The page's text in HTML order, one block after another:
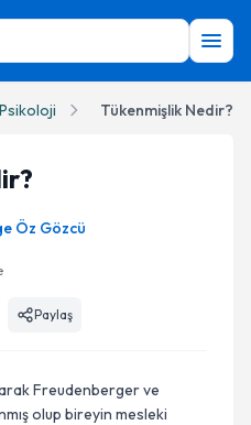
Psikoloji Tükenmişlik Nedir?
Öz Gözcü
Paylaş
Freudenberger ve
olup bireyin mesleki